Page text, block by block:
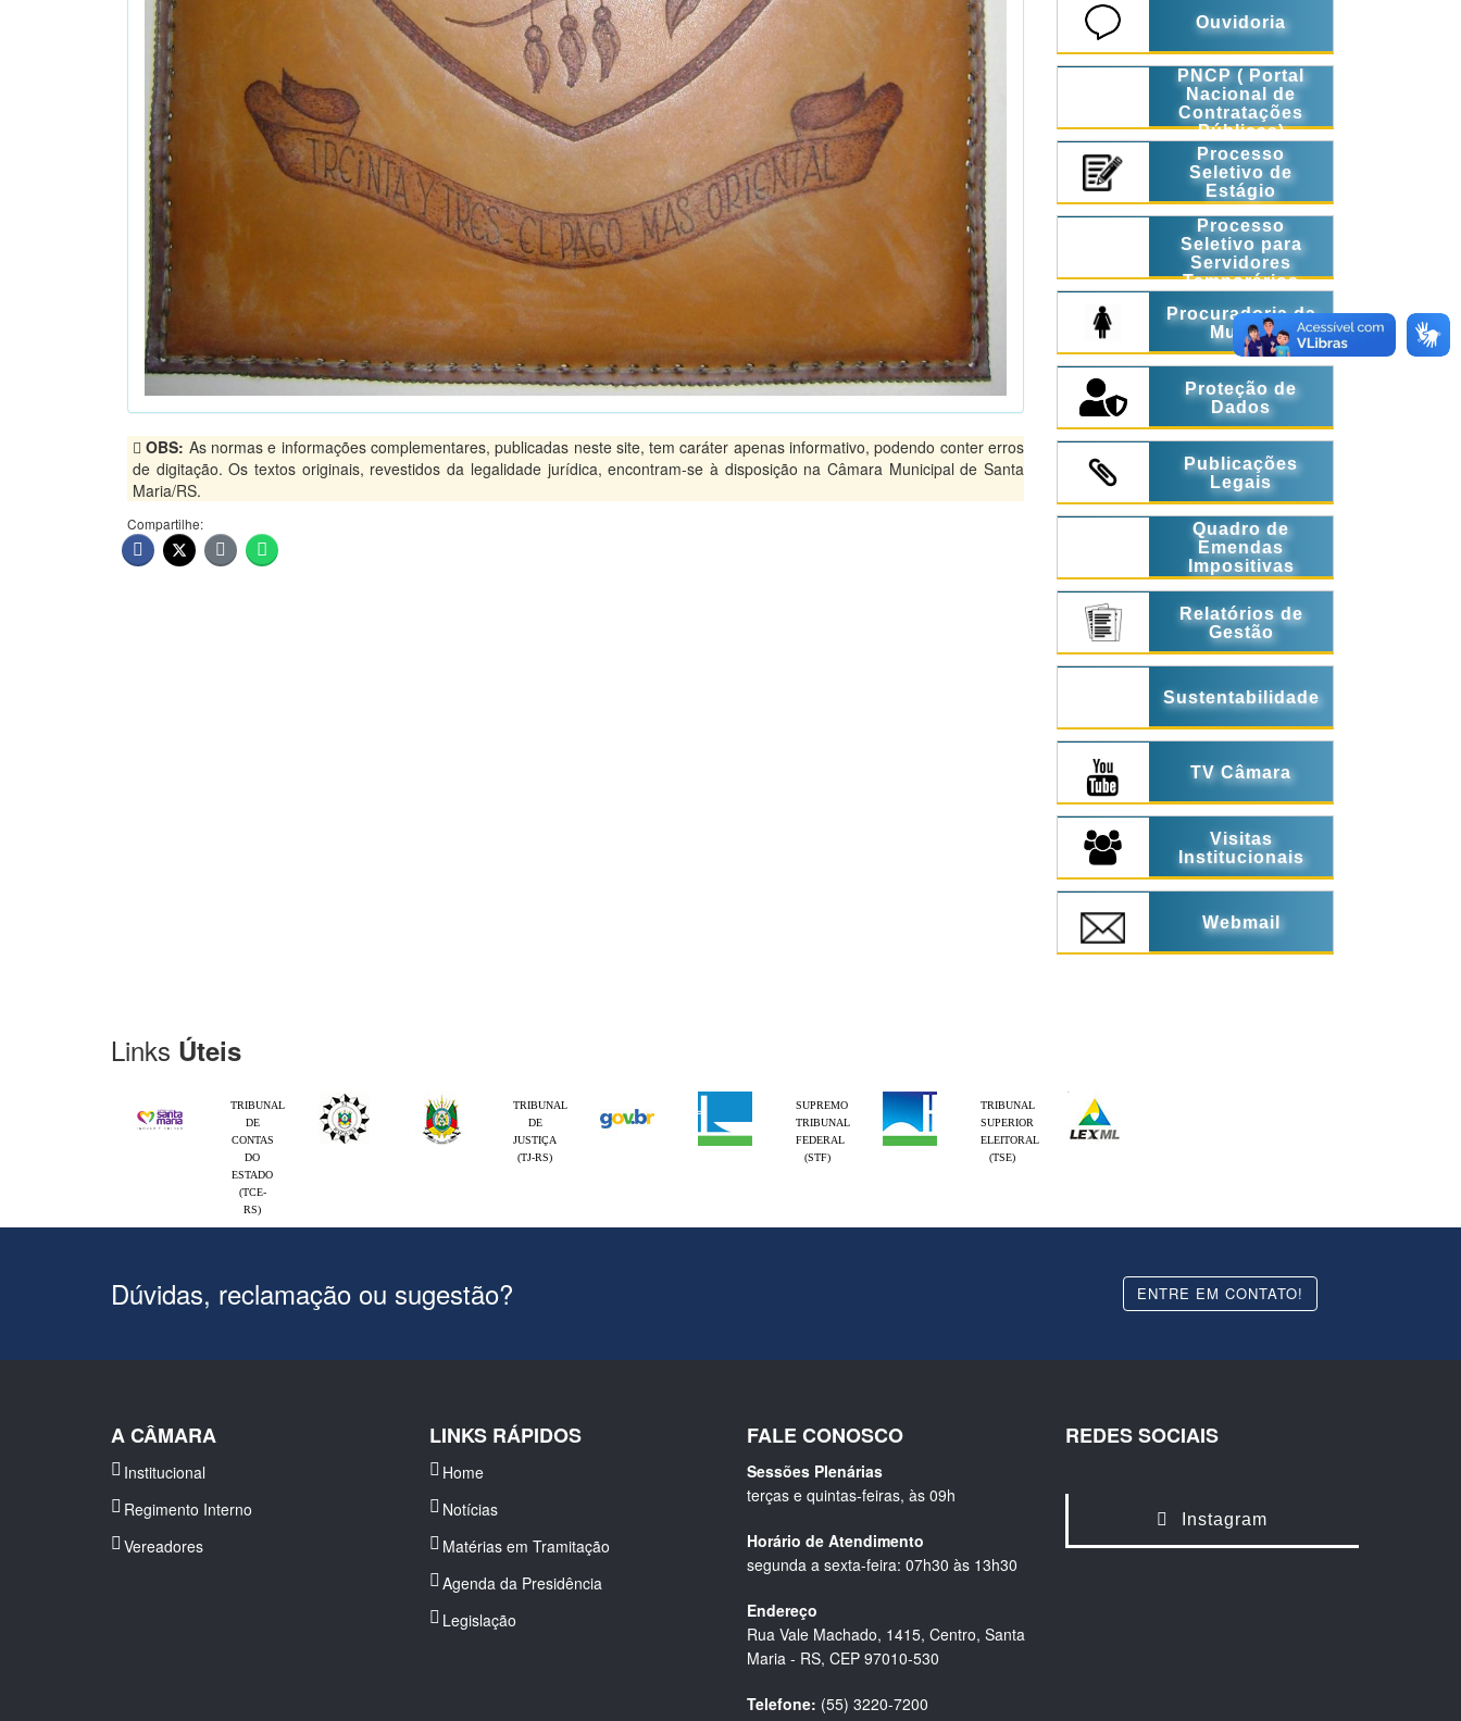
OBS: As normas e informações complementares, publicadas neste site, tem caráter apenas informativo, podendo conter erros
de digitação. Os textos originais, revestidos da legalidade jurídica, encontram-se à disposição na Câmara Municipal de Santa
Maria/RS.
Compartilhe:
Ouvidoria
PNCP ( Portal
Nacional de
Contratações
Públicas)
Processo
Seletivo de
Estágio
Processo
Seletivo para
Servidores
Temporários
Procuradoria da
Mulher
Proteção de
Dados
Publicações
Legais
Quadro de
Emendas
Impositivas
Relatórios de
Gestão
Sustentabilidade
TV Câmara
Visitas
Institucionais
Webmail
Links Úteis
TRIBUNAL
DE
CONTAS
DO
ESTADO
(TCE-
RS)
TRIBUNAL
DE
JUSTIÇA
(TJ-RS)
SUPREMO
TRIBUNAL
FEDERAL
(STF)
TRIBUNAL
SUPERIOR
ELEITORAL
(TSE)
Dúvidas, reclamação ou sugestão? ENTRE EM CONTATO!
A CÂMARA
Institucional
Regimento Interno
Vereadores
LINKS RÁPIDOS
Home
Notícias
Matérias em Tramitação
Agenda da Presidência
Legislação
FALE CONOSCO
Sessões Plenárias
terças e quintas-feiras, às 09h
Horário de Atendimento
segunda a sexta-feira: 07h30 às 13h30
Endereço
Rua Vale Machado, 1415, Centro, Santa
Maria - RS, CEP 97010-530
Telefone: (55) 3220-7200
REDES SOCIAIS
Instagram